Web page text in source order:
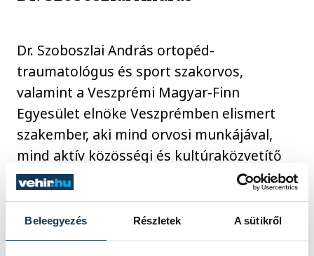
Beleegyezés Részletek A sütikről
Dr. Szoboszlai András ortopéd-
traumatológus és sport szakorvos,
valamint a Veszprémi Magyar-Finn
Egyesület elnöke Veszprémben elismert
szakember, aki mind orvosi munkájával,
mind aktív közösségi és kultúraközvetítő
szerepvállalásával meghatározó szereplője
a város életének.
A finnbarátok közösségéhez szülei révén